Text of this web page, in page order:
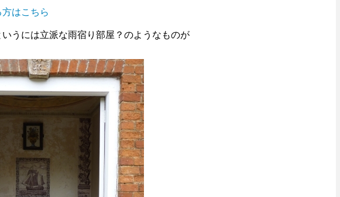
はこちら
うには立派な雨宿り部屋？のようなものが